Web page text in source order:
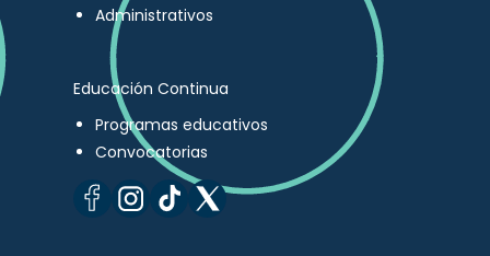
Administrativos
Educación Continua
Programas educativos
Convocatorias